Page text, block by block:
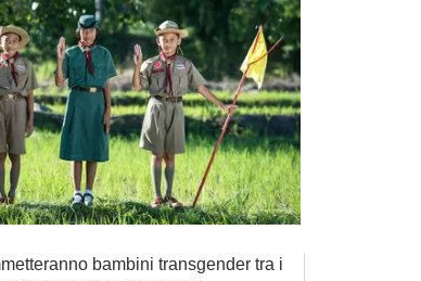
bambini transgender tra i